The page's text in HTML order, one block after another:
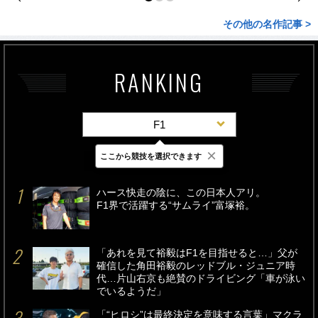
その他の名作記事 >
RANKING
F1
最新 24時間 週間
ハース快走の陰に、この日本人アリ。
F1界で活躍する“サムライ”富塚裕。
「あれを見て裕毅はF1を目指せると…」父が
確信した角田裕毅のレッドブル・ジュニア時
代…片山右京も絶賛のドライビング「車が泳い
でいるようだ」
「“ヒロシ”は最終決定を意味する言葉」マクラ
ここから競技を選択できます ×